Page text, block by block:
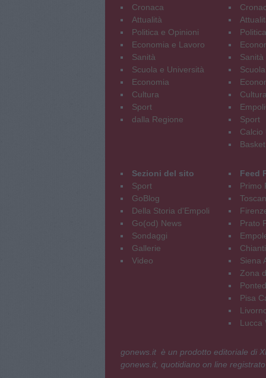
Cronaca
Attualità
Politica e Opinioni
Economia e Lavoro
Sanità
Scuola e Università
Economia
Cultura
Sport
dalla Regione
Sanità
Cultura
Sport
Calcio
Basket
Sezioni del sito
Sport
GoBlog
Della Storia d'Empoli
Go(od) News
Sondaggi
Gallerie
Video
Feed
Primo
Prato
Siena
Zona
Pisa
Lucca
gonews.it è un prodotto editoriale di
gonews.it, quotidiano on line